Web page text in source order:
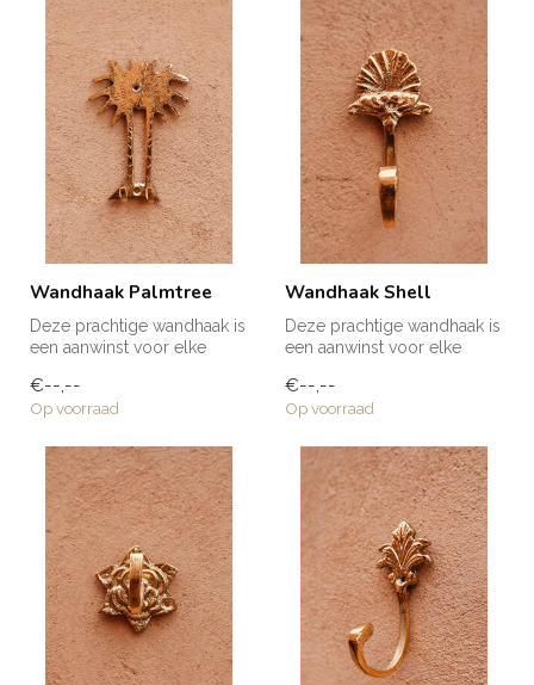
Wandhaak Palmtree
Deze prachtige wandhaak is
een aanwinst voor elke
handd...
€--,--
Op voorraad
Wandhaak Shell
Deze prachtige wandhaak is
een aanwinst voor elke
handd...
€--,--
Op voorraad